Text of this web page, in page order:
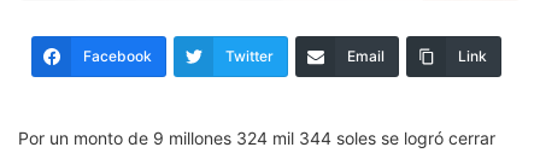
Facebook Twitter Email Link
Por un monto de 9 millones 324 mil 344 soles se logró cerrar